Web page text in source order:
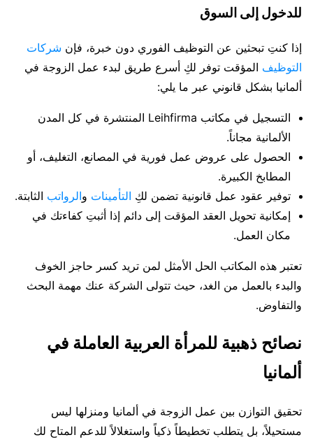
للدخول إلى السوق
إذا كنتِ تبحثين عن التوظيف الفوري دون خبرة، فإن شركات
التوظيف المؤقت توفر لكِ أسرع طريق لبدء عمل الزوجة في
ألمانيا بشكل قانوني عبر ما يلي:
التسجيل في مكاتب Leihfirma المنتشرة في كل المدن
الألمانية مجاناً.
الحصول على عروض عمل فورية في المصانع، التغليف، أو
المطابخ الكبيرة.
توفير عقود عمل قانونية تضمن لكِ التأمينات والرواتب الثابتة.
إمكانية تحويل العقد المؤقت إلى دائم إذا أثبتِ كفاءتك في
مكان العمل.
تعتبر هذه المكاتب الحل الأمثل لمن تريد كسر حاجز الخوف
والبدء بالعمل من الغد، حيث تتولى الشركة عنك مهمة البحث
والتفاوض.
نصائح ذهبية للمرأة العربية العاملة في
ألمانيا
تحقيق التوازن بين عمل الزوجة في ألمانيا ومنزلها ليس
مستحيلاً، بل يتطلب تخطيطاً ذكياً واستغلالاً للدعم المتاح لك